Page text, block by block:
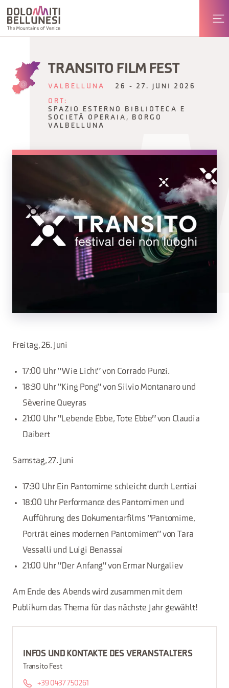
TRANSITO FILM FEST
VALBELLUNA 26 - 27. JUNI 2026
ORT:
SPAZIO ESTERNO BIBLIOTECA E
SOCIETÀ OPERAIA, BORGO
VALBELLUNA
Freitag, 26. Juni
17:00 Uhr "Wie Licht" von Corrado Punzi.
18:30 Uhr "King Pong" von Silvio Montanaro und
Sèverine Queyras
21:00 Uhr "Lebende Ebbe, Tote Ebbe" von Claudia
Daibert
Samstag, 27. Juni
17:30 Uhr Ein Pantomime schleicht durch Lentiai
18:00 Uhr Performance des Pantomimen und
Aufführung des Dokumentarfilms "Pantomime,
Porträt eines modernen Pantomimen" von Tara
Vessalli und Luigi Benassai
21:00 Uhr "Der Anfang" von Ermar Nurgaliev
Am Ende des Abends wird zusammen mit dem
Publikum das Thema für das nächste Jahr gewählt!
INFOS UND KONTAKTE DES VERANSTALTERS
Transito Fest
+39 0437 750261